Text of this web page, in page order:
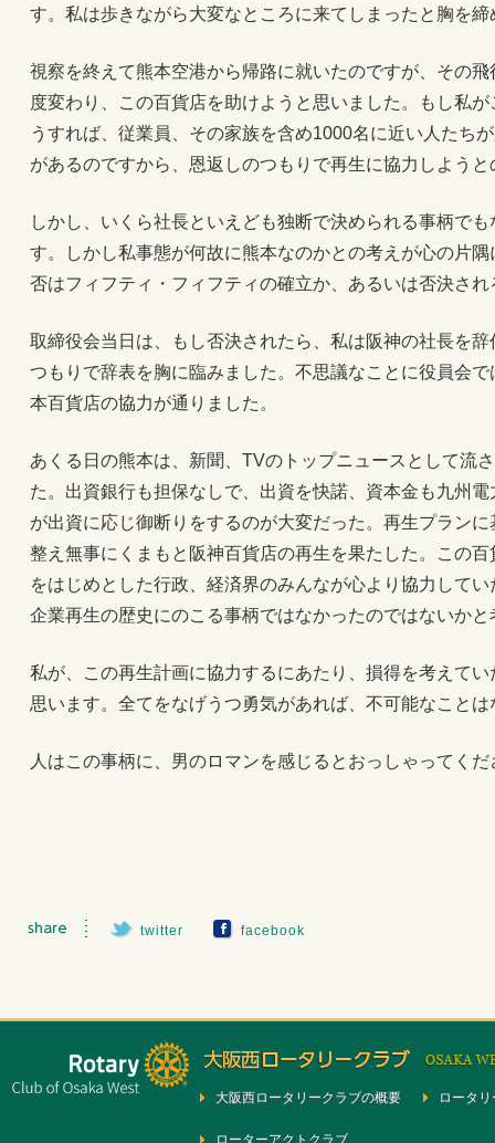
す。私は歩きながら大変なところに来てしまったと胸を
視察を終えて熊本空港から帰路に就いたのですが、その
度変わり、この百貨店を助けようと思いました。もし私
うすれば、従業員、その家族を含め1000名に近い人たち
があるのですから、恩返しのつもりで再生に協力しよう
しかし、いくら社長といえども独断で決められる事柄で
す。しかし私事態が何故に熊本なのかとの考えが心の片
否はフィフティ・フィフティの確立か、あるいは否決さ
取締役会当日は、もし否決されたら、私は阪神の社長を
つもりで辞表を胸に臨みました。不思議なことに役員会
本百貨店の協力が通りました。
あくる日の熊本は、新聞、TVのトップニュースとして流
た。出資銀行も担保なしで、出資を快諾、資本金も九州
が出資に応じ御断りをするのが大変だった。再生プラン
整え無事にくまもと阪神百貨店の再生を果たした。この
をはじめとした行政、経済界のみんなが心より協力して
企業再生の歴史にのこる事柄ではなかったのではないかと
私が、この再生計画に協力するにあたり、損得を考えて
思います。全てをなげうつ勇気があれば、不可能なこと
人はこの事柄に、男のロマンを感じるとおっしゃってく
twitter facebook
大阪西ロータリークラブの概要 ロータ
ローターアクトクラブ